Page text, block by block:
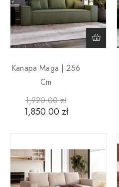
Kanapa Maga | 256
Cm
1,920.00zł
1,850.00 zł